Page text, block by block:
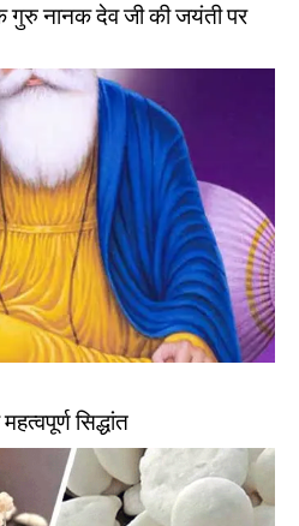
गुरु नानक देव जी की जयंती पर
सिद्धांत